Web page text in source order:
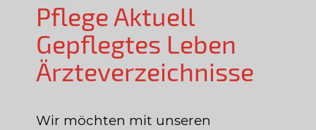
Pflege Aktuell
Gepflegtes Leben
Ärzteverzeichnisse
Wir möchten mit unseren